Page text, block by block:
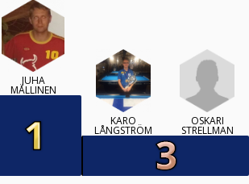
JUHA
MÄLLINEN
KARO
LÅNGSTRÖM
OSKARI
STRELLMAN